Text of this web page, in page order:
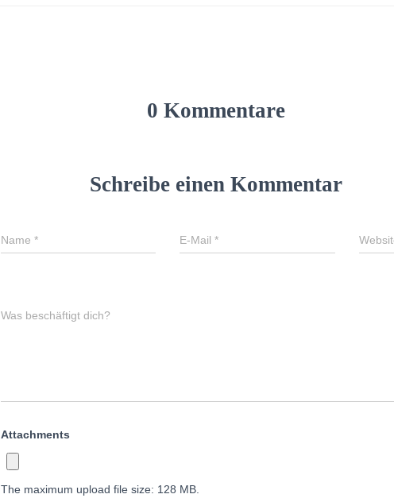
0 Kommentare
Schreibe einen Kommentar
Name * E-Mail*
Was beschäftigt dich?
Attachments
The maximum upload file size: 128 MB.